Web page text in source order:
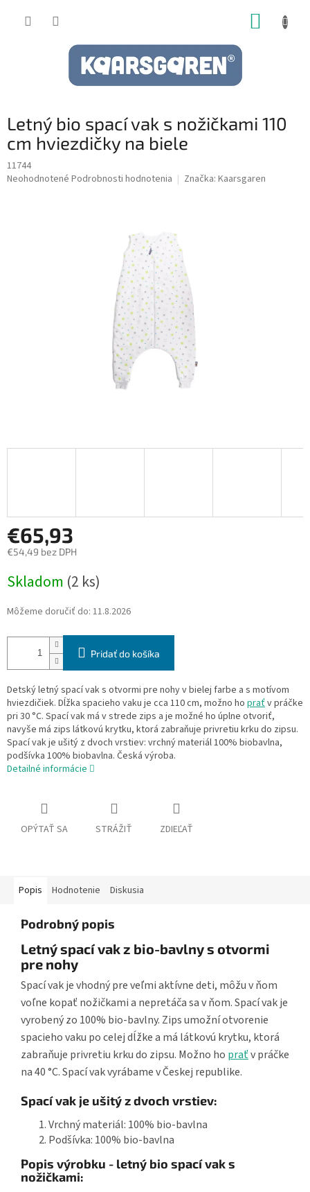
Letný bio spací vak s nožičkami 110
cm hviezdičky na biele
11744
Priemerné
Neohodnotené Podrobnosti hodnotenia Značka: Kaarsgaren
€65,93
€54,49 bez DPH
cena:
Skladom (2 ks)
Môžeme doručiť do: 11.8.2026
Pridať do košíka
Detský letný spací vak s otvormi pre nohy v bielej farbe a s motívom
hviezdičiek. Dĺžka spacieho vaku je cca 110 cm, možno ho praťv práčke
pri 30 °C. Spací vak má v strede zips a je možné ho úplne otvoriť,
navyše má zips látkovú krytku, ktorá zabraňuje privretiu krku do zipsu.
Spací vak je ušitý z dvoch vrstiev: vrchný materiál 100% biobavlna,
podšívka 100% biobavlna. Česká výroba.
Detailné informácie
OPÝTAŤ SA STRÁŽIŤ ZDIEĽAŤ
Popis Hodnotenie Diskusia
Podrobný popis
Letný spací vak z bio-bavlny s otvormi
pre nohy
Spací vak je vhodný pre veľmi aktívne deti, môžu v ňom
voľne kopať nožičkami a nepretáča sa v ňom. Spací vak je
vyrobený zo 100% bio-bavlny. Zips umožní otvorenie
spacieho vaku po celej dĺžke a má látkovú krytku, ktorá
zabraňuje privretiu krku do zipsu. Možno ho praťv práčke
na 40 °C. Spací vak vyrábame v Českej republike.
Spací vak je ušitý z dvoch vrstiev:
Vrchný materiál: 100% bio-bavlna
Podšívka: 100% bio-bavlna
Popis výrobku - letný bio spací vak s
nožičkami: